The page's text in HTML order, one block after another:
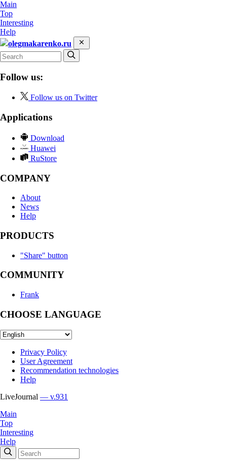
Main
Top
Interesting
Help
olegmakarenko.ru
Follow us:
Follow us on Twitter
Applications
Download
Huawei
RuStore
COMPANY
About
News
Help
PRODUCTS
"Share" button
COMMUNITY
Frank
CHOOSE LANGUAGE
Privacy Policy
User Agreement
Recommendation technologies
Help
LiveJournal — v.931
Main
Top
Interesting
Help